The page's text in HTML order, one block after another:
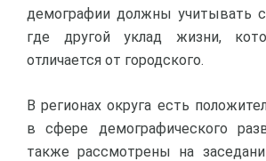
демографии должны учитывать
где другой уклад жизни,
отличается от городского.
В регионах округа есть
в сфере демографического
также рассмотрены на